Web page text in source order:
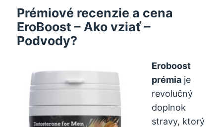
Prémiové recenzie a cena
EroBoost – Ako vziať –
Podvody?
Eroboost
prémia je
revolučný
doplnok
stravy, ktorý